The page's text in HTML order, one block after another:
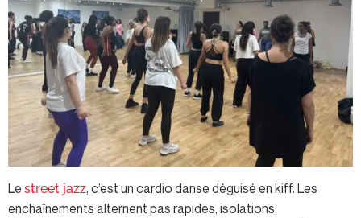
Le street jazz, c’est un cardio danse déguisé en kiff. Les
enchaînements alternent pas rapides, isolations,